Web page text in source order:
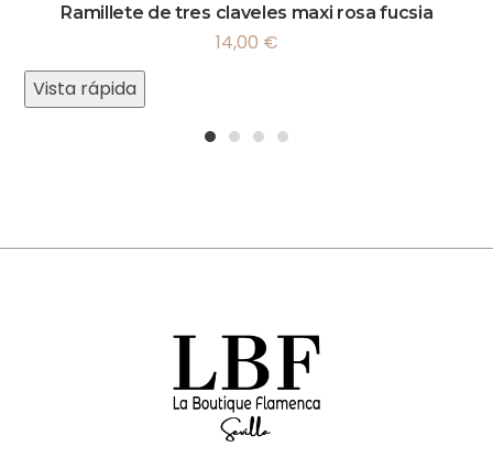
Ramillete de tres claveles maxi rosa fucsia
14,00 €
Vista rápida